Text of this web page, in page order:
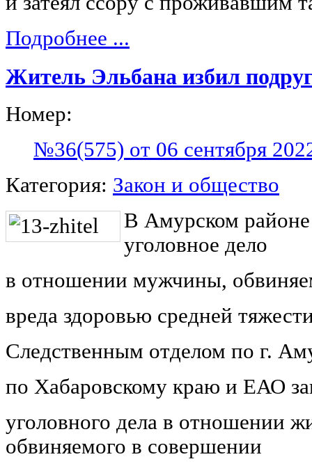
Подробнее ...
Житель Эльбана избил
Номер:
№36(575) от 06 сентября
Категория: Закон и общество
В Амурском районе
уголовное дело
в отношении мужчины,
вреда здоровью средней
Следственным отделом по г.
по Хабаровскому краю и ЕАО
уголовного дела в отношении
обвиняемого в совершении